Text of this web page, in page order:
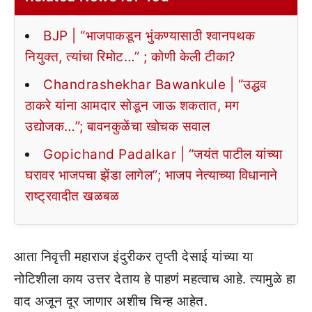
BJP | “भाजपाकडून भुंकण्यासाठी श्वानपथक
नियुक्त, त्यांचा रिमोट…” ; कोणी केली टीका?
Chandrashekhar Bawankule | “उद्धव
ठाकरे यांना आमदार सोडून जाऊ शकतात, मग
उद्योजक…”; बावनकुळेंचा खोचक सवाल
Gopichand Padalkar | “जयंत पाटील यांच्या
घरावर भाजपचा झेंडा लागेल”; भाजप नेत्याच्या विधानाने
राष्ट्रवादीत खळबळ
आता निवृत्ती महाराज इंदुरीकर तृप्ती देसाई यांच्या या
नोटिशीला काय उत्तर देताय हे पाहणं महत्वाच आहे. त्यामुळे हा
वाद अजून दूर जाणार अशीच चिन्ह आहेत.